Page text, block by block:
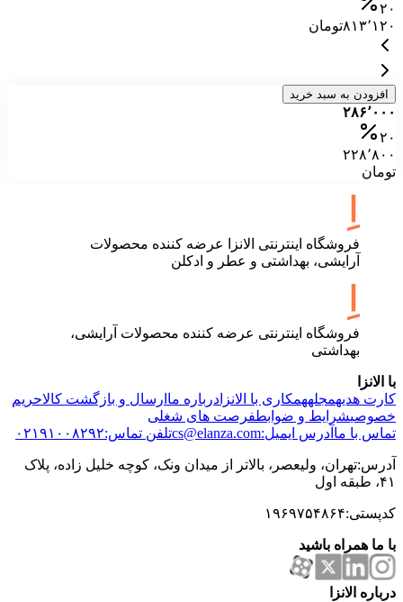
۲۰
۸۱۳٬۱۲۰تومان
افزودن به سبد خرید
۲۸۶٬۰۰۰
۲۰
۲۲۸٬۸۰۰
تومان
فروشگاه اینترنتی الانزا عرضه کننده محصولات
آرایشی، بهداشتی و عطر و ادکلن
فروشگاه اینترنتی عرضه کننده محصولات آرایشی،
بهداشتی
با الانزا
کارت هدیهمجلههمکاری با الانزا درباره ما ارسال و بازگشت کالاحریم
خصوصیشرایط و ضوابطفرصت های شغلی
تماس با ما آدرس ایمیل:cs@elanza.com تلفن تماس:۰۲۱۹۱۰۰۸۲۹۲
آدرس:تهران، ولیعصر، بالاتر از میدان ونک، کوچه خلیل زاده، پلاک
۴۱، طبقه اول
کدپستی:۱۹۶۹۷۵۴۸۶۴
با ما همراه باشید
درباره الانزا